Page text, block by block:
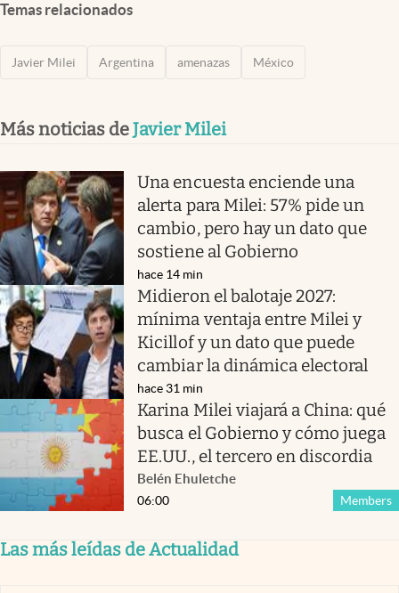
Temas relacionados
Javier Milei Argentina amenazas México
Más noticias deJavier Milei
Una encuesta enciende una
alerta para Milei: 57% pide un
cambio, pero hay un dato que
sostiene al Gobierno
hace 14 min
Midieron el balotaje 2027:
mínima ventaja entre Milei y
Kicillof y un dato que puede
cambiar la dinámica electoral
hace 31 min
Karina Milei viajará a China: qué
busca el Gobierno y cómo juega
EE.UU., el tercero en discordia
Belén Ehuletche
Members
06:00
Las más leídas de Actualidad